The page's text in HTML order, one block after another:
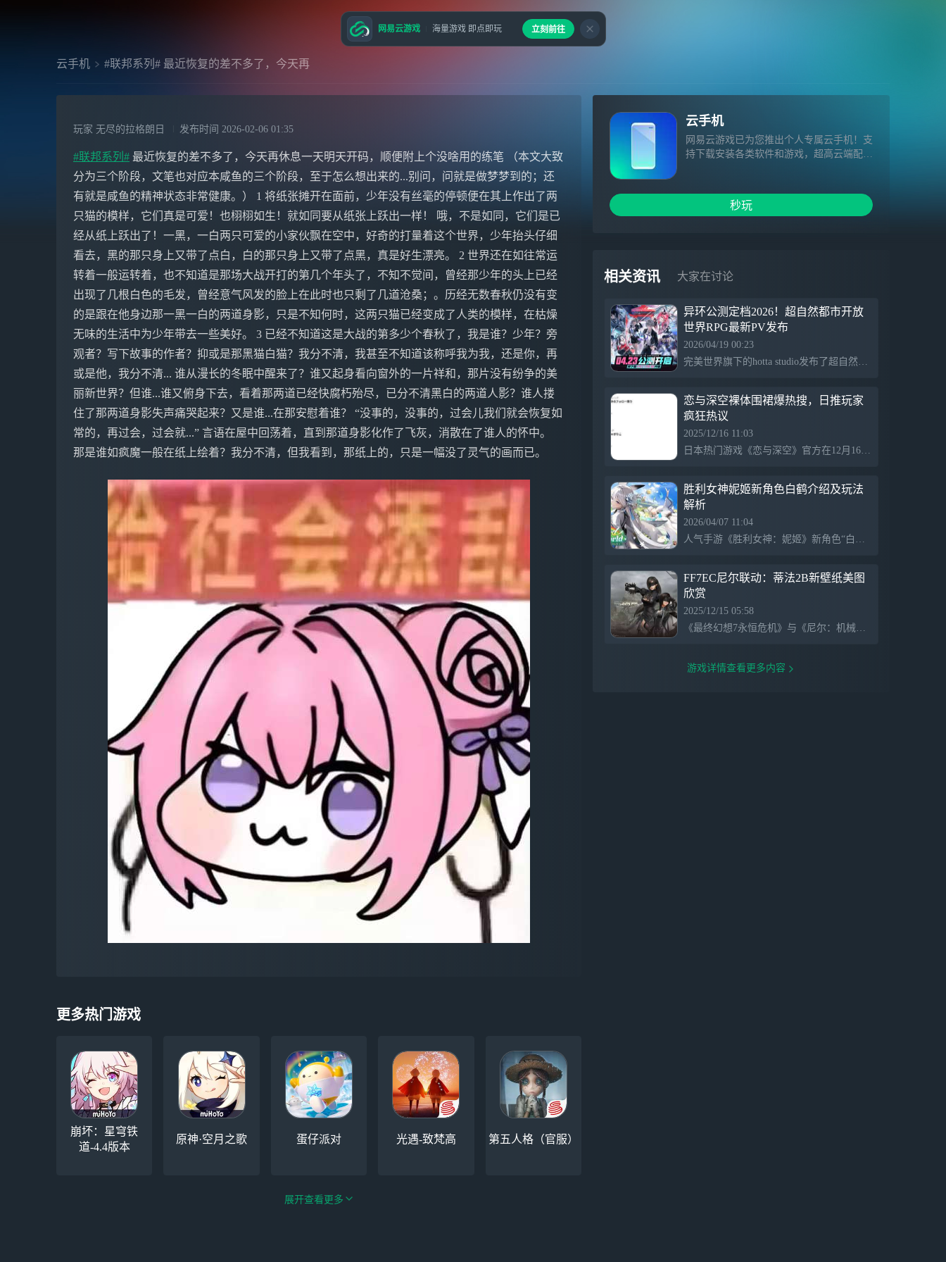
云手机 #联邦系列# 最近恢复的差不多了，今天再
玩家 无尽的拉格朗日 发布时间 2026-02-06 01:35
#联邦系列# 最近恢复的差不多了，今天再休息一天明天开码，顺便附上个没啥用的练笔 （本文大致
分为三个阶段，文笔也对应本咸鱼的三个阶段，至于怎么想出来的...别问，问就是做梦梦到的；还
有就是咸鱼的精神状态非常健康。） 1 将纸张摊开在面前，少年没有丝毫的停顿便在其上作出了两
只猫的模样，它们真是可爱！也栩栩如生！就如同要从纸张上跃出一样！ 哦，不是如同，它们是已
经从纸上跃出了！一黑，一白两只可爱的小家伙飘在空中，好奇的打量着这个世界，少年抬头仔细
看去，黑的那只身上又带了点白，白的那只身上又带了点黑，真是好生漂亮。 2 世界还在如往常运
转着一般运转着，也不知道是那场大战开打的第几个年头了，不知不觉间，曾经那少年的头上已经
出现了几根白色的毛发，曾经意气风发的脸上在此时也只剩了几道沧桑；。历经无数春秋仍没有变
的是跟在他身边那一黑一白的两道身影，只是不知何时，这两只猫已经变成了人类的模样，在枯燥
无味的生活中为少年带去一些美好。 3 已经不知道这是大战的第多少个春秋了，我是谁？少年？旁
观者？写下故事的作者？抑或是那黑猫白猫？我分不清，我甚至不知道该称呼我为我，还是你，再
或是他，我分不清... 谁从漫长的冬眠中醒来了？谁又起身看向窗外的一片祥和，那片没有纷争的美
丽新世界？但谁...谁又俯身下去，看着那两道已经快腐朽殆尽，已分不清黑白的两道人影？谁人搂
住了那两道身影失声痛哭起来？又是谁...在那安慰着谁？ “没事的，没事的，过会儿我们就会恢复如
常的，再过会，过会就...” 言语在屋中回荡着，直到那道身影化作了飞灰，消散在了谁人的怀中。
那是谁如疯魔一般在纸上绘着？我分不清，但我看到，那纸上的，只是一幅没了灵气的画而已。
云手机
网易云游戏已为您推出个人专属云手机！支
持下载安装各类软件和游戏，超高云端配
不够、耗费流量，尽享全量游戏！ 2.云手
机内搜索任意游戏可高速下载，无需等待
秒玩
相关资讯 大家在讨论
异环公测定档2026！超自然都市开放
世界RPG最新PV发布
2026/04/19 00:23
完美世界旗下的hotta studio发布了超自然都市开放世界RPG《异环》的公测PV，游戏将在2026年4月23日全平台公测。采用虚幻引擎5技术，设置在被超自然现象“异向”侵蚀的未来城市海特洛市，玩家将化身异象猎人，与伙伴共同揭开城市秘密，体验独特冒险。
恋与深空裸体围裙爆热搜，日推玩家
疯狂热议
2025/12/16 11:03
日本热门游戏《恋与深空》官方在12月16日发布夏以昼的宣传视频，身穿围裙、全裸亮相，引发网友热议和“裸体围裙”关键词登顶热搜，因视频中展现的暧昧互动和露骨画面超出传统恋爱游戏尺度，激起广泛关注和争议。
胜利女神妮姬新角色白鹤介绍及玩法
解析
2026/04/07 11:04
人气手游《胜利女神：妮姬》新角色“白鹤”由知名声优佐佐木未来配音，隶属于秘幕秩序部队，神秘、温柔且守信，具有强大辅助能力。其登场丰富角色体系，增强游戏玩法，吸引玩家关注。
FF7EC尼尔联动：蒂法2B新壁纸美图
欣赏
2025/12/15 05:58
《最终幻想7永恒危机》与《尼尔：机械纪元》联动推出新壁纸，蒂法扮演2B的造型展现冷酷洒脱，尤菲则换上10H服装，角色身形气质契合《尼尔》系列，得玩家高度评价，展现两款游戏的跨界魅力。
游戏详情查看更多内容
更多热门游戏
崩坏：星穹铁
道-4.4版本
原神·空月之歌 蛋仔派对 光遇-致梵高 第五人格（官服）
展开查看更多
网易云游戏 海量游戏 即点即玩 立刻前往